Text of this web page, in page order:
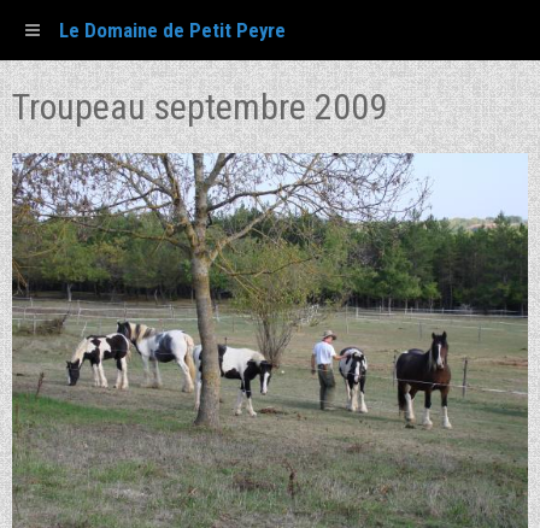
Le Domaine de Petit Peyre
Troupeau septembre 2009